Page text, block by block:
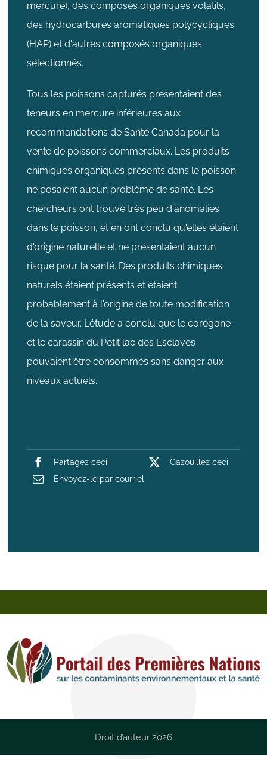
mercure), des composés organiques volatils,
des hydrocarbures aromatiques polycycliques
(HAP) et d'autres composés organiques
sélectionnés.
Tous les poissons capturés présentaient des
teneurs en mercure inférieures aux
recommandations de Santé Canada pour la
vente de poissons commerciaux. Les produits
chimiques organiques présents dans le poisson
ne posaient aucun problème de santé. Les
chercheurs ont trouvé très peu d'anomalies
dans le poisson, et en ont conclu qu'elles étaient
d'origine naturelle et ne présentaient aucun
risque pour la santé. Des produits chimiques
naturels étaient présents et étaient
probablement à l'origine de toute modification
de la saveur. L'étude a conclu que le corégone
et le carassin du Petit lac des Esclaves
pouvaient être consommés sans danger aux
niveaux actuels.
Partagez ceci
Gazouillez ceci
Envoyez-le par courriel
Droit d’auteur 2026